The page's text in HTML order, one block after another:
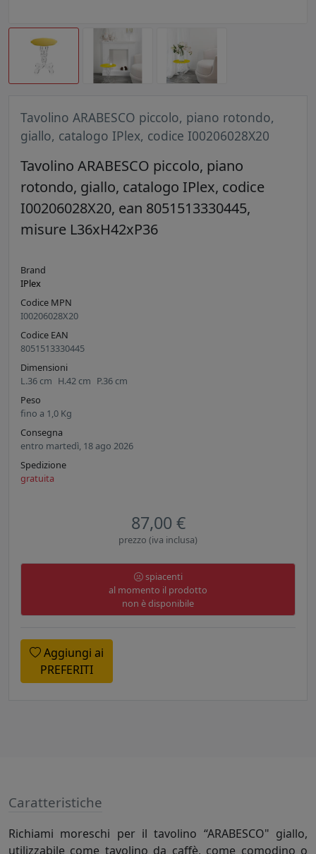
Tavolino ARABESCO piccolo, piano rotondo,
giallo, catalogo IPlex, codice I00206028X20
Tavolino ARABESCO piccolo, piano
rotondo, giallo, catalogo IPlex, codice
I00206028X20, ean 8051513330445,
misure L36xH42xP36
Brand
IPlex
Codice MPN
I00206028X20
Codice EAN
8051513330445
Dimensioni
L.36 cm H.42 cm P.36 cm
Peso
fino a 1,0 Kg
Consegna
entro martedì, 18 ago 2026
Spedizione
gratuita
87,00 €
prezzo (iva inclusa)
spiacenti
al momento il prodotto
non è disponibile
Aggiungi ai
PREFERITI
Caratteristiche
Richiami moreschi per il tavolino “ARABESCO" giallo,
utilizzabile come tavolino da caffè, come comodino o